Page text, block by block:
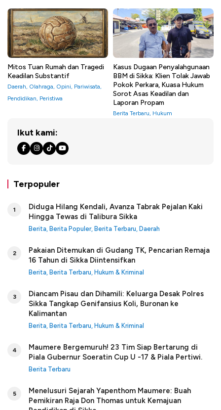
Mitos Tuan Rumah dan Tragedi
Keadilan Substantif
Daerah, Olahraga, Opini, Pariwisata,
Pendidikan, Peristiwa
Kasus Dugaan Penyalahgunaan
BBM di Sikka: Klien Tolak Jawab
Pokok Perkara, Kuasa Hukum
Sorot Asas Keadilan dan
Laporan Propam
Berita Terbaru, Hukum
Ikut kami:
Terpopuler
1
Diduga Hilang Kendali, Avanza Tabrak Pejalan Kaki
Hingga Tewas di Talibura Sikka
Berita Berita Populer, Berita Terbaru Daerah
2
Pakaian Ditemukan di Gudang TK, Pencarian Remaja
16 Tahun di Sikka Diintensifkan
Berita Berita Terbaru Hukum & Kriminal
3
Diancam Pisau dan Dihamili: Keluarga Desak Polres
Sikka Tangkap Genifansius Koli, Buronan ke
Kalimantan
Berita Berita Terbaru Hukum & Kriminal
4
Maumere Bergemuruh! 23 Tim Siap Bertarung di
Piala Gubernur Soeratin Cup U -17 & Piala Pertiwi.
Berita Terbaru
5
Menelusuri Sejarah Yapenthom Maumere: Buah
Pemikiran Raja Don Thomas untuk Kemajuan